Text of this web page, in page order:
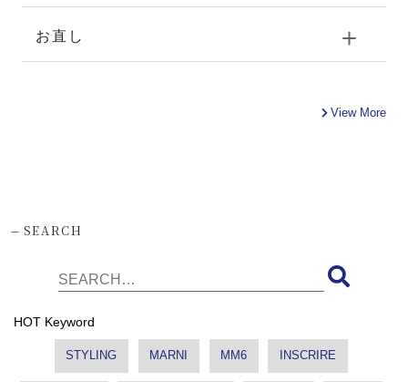
お直し
View More
-SEARCH
HOT Keyword
STYLING MARNI MM6 INSCRIRE